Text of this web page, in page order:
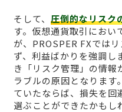
そして、 圧倒的なリスク
す。仮想通貨取引におい
が、PROSPER FXでは
ず、利益ばかりを強調し
き「リスク管理」の情報
ラブルの原因となります
ていたならば、損失を回
選ぶことができたかもし